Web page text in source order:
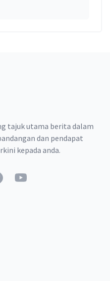
tajuk utama berita dalam
dan pendapat
kepada anda.
YouTube